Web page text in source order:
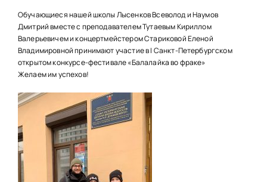
НАШИ ПРОЕКТЫ
О ПРИЕМЕ
ОБУЧАЮЩИМСЯ
СВЕДЕНИЯ ОБ ОО
КОНТАКТЫ
ОТЗЫВЫ
Обучающиеся нашей школы Лысенков Всеволод и Наумов
Дмитрий вместе с преподавателем Тутаевым Кириллом
Валерьевичем и концертмейстером Стариковой Еленой
Владимировной принимают участие в I Санкт-Петербургском
открытом конкурсе-фестивале «Балалайка во фраке»
Желаем им успехов!